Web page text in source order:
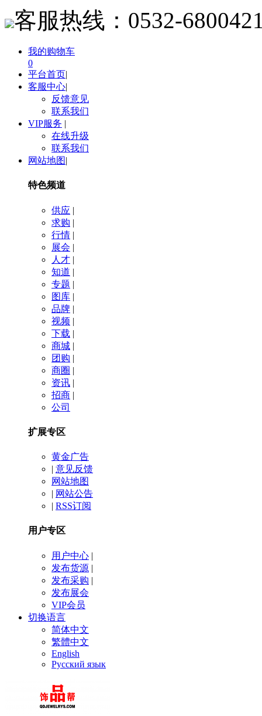
客服热线： 0532-
我的购物车
0
平台首页|
客服中心|
反馈意见
联系我们
VIP服务 |
在线升级
联系我们
网站地图|
特色频道
供应 |
求购 |
行情 |
展会 |
人才 |
知道 |
专题 |
图库 |
品牌 |
视频 |
下载 |
商城 |
团购 |
商圈 |
资讯 |
招商 |
公司
扩展专区
黄金广告
| 意见反馈
网站地图
| 网站公告
| RSS订阅
用户专区
用户中心 |
发布货源 |
发布采购 |
发布展会
VIP会员
切换语言
简体中文
繁體中文
English
Русский язык